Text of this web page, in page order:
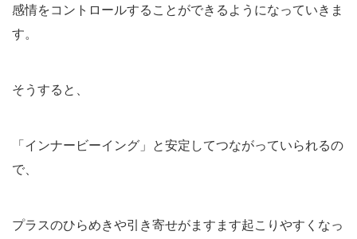
感情をコントロールすることができるようになっていきま
す。
そうすると、
「インナービーイング」と安定してつながっていられるの
で、
プラスのひらめきや引き寄せがますます起こりやすくなっ